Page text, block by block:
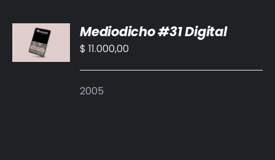
AL
CARRITO
/
Mediodicho #31 Digital
$ 11.000,00
2005